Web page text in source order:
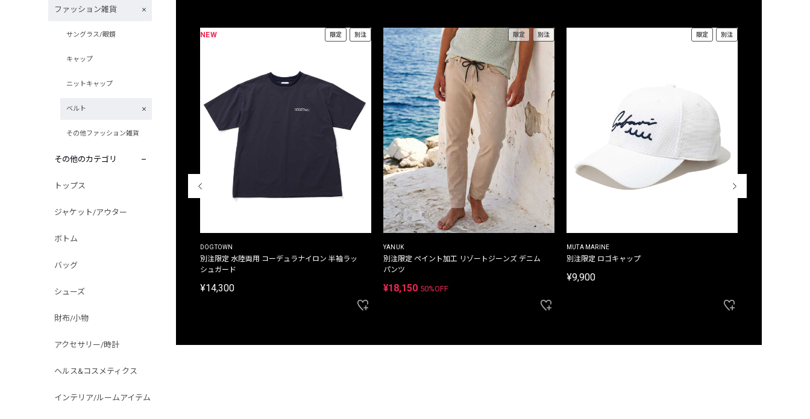
ファッション雑貨
サングラス/眼鏡
キャップ
ニットキャップ
ベルト
その他ファッション雑貨
その他のカテゴリ
トップス
ジャケット/アウター
ボトム
バッグ
シューズ
財布/小物
アクセサリー/時計
ヘルス&コスメティクス
インテリア/ルームアイテム
プリントTシャツ
NEW 限定 別注
DOGTOWN
別注限定 水陸両用 コーデュラナイロン 半袖ラッ
シュガード
¥14,300
限定 別注
YANUK
別注限定 ペイント加工 リゾートジーンズ デニム
パンツ
¥18,150 50%OFF
限定 別注
MUTA MARINE
別注限定 ロゴキャップ
¥9,900